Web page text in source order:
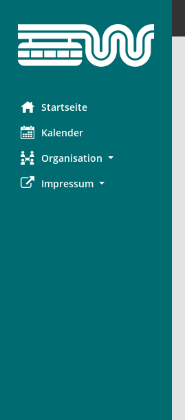
Startseite
Kalender
Organisation
Impressum